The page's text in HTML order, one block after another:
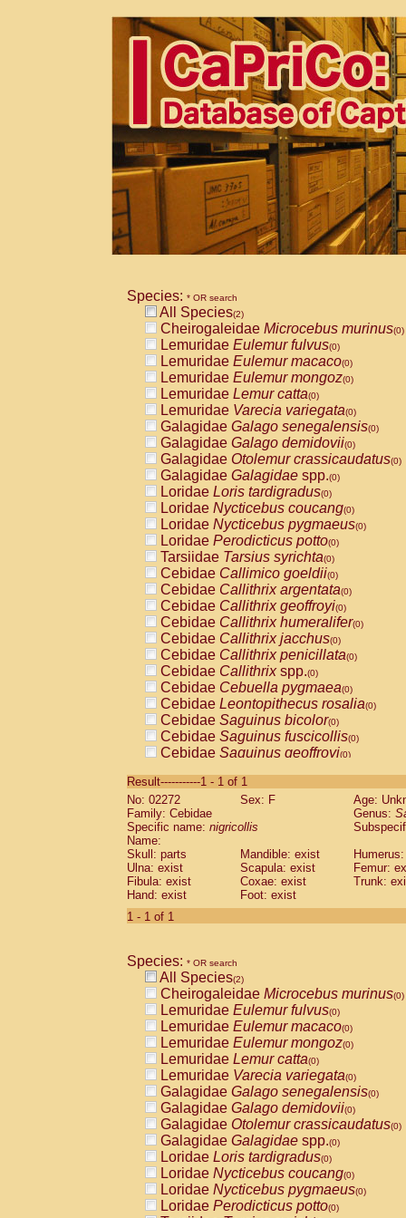
Species: * OR search
All Species(2)
Cheirogaleidae Microcebus murinus(0)
Lemuridae Eulemur fulvus(0)
Lemuridae Eulemur macaco(0)
Lemuridae Eulemur mongoz(0)
Lemuridae Lemur catta(0)
Lemuridae Varecia variegata(0)
Galagidae Galago senegalensis(0)
Galagidae Galago demidovii(0)
Galagidae Otolemur crassicaudatus(0)
Galagidae Galagidae spp.(0)
Loridae Loris tardigradus(0)
Loridae Nycticebus coucang(0)
Loridae Nycticebus pygmaeus(0)
Loridae Perodicticus potto(0)
Tarsiidae Tarsius syrichta(0)
Cebidae Callimico goeldii(0)
Cebidae Callithrix argentata(0)
Cebidae Callithrix geoffroyi(0)
Cebidae Callithrix humeralifer(0)
Cebidae Callithrix jacchus(0)
Cebidae Callithrix penicillata(0)
Cebidae Callithrixspp.(0)
Cebidae Cebuella pygmaea(0)
Cebidae Leontopithecus rosalia(0)
Cebidae Saguinus bicolor(0)
Cebidae Saguinus fuscicollis(0)
Cebidae Saguinus geoffroyi(0)
CebidaeSaguinus labiatus(0)
Cebidae Saguinus leucopus (0)
Cebidae
CebidaeSaguinus mystax
Cebidae Saguinus nigricollis (1)
Cebidae Saguinus oedipus
Cebidae Saguinus weddelli
Cebidae Saguinusspp.
Cebidae
CebidaeCebus capucinus
CebidaeCebus nigrivittatus
CebidaeCebus spp.(0)
CebidaeSaimiri boliviensis(0)
CebidaeSaimiri sciureus(0)
AtelidaeAlouatta caraya(0)
AtelidaeAlouatta fusca(0)
AtelidaeAlouatta seniculus(0)
AtelidaeAlouattaspp.(0)
AtelidaeAteles belzebuth(0)
AtelidaeAteles geoffroyi(0)
AtelidaeAteles paniscus(0)
AtelidaeAtelesspp.(0)
AtelidaeLagothrix lagothricha(0)
AtelidaeLagothrix lagothricha cana
PitheciidaeCacajao calvus
Result-----------1 - 1 of 1
No: 02272
Sex: F
Age:
Family: Cebidae
Genus:
Specific name: nigricollis
Name:
Skull: parts
Mandible: exist
Ulna: exist
Scapula: exist
Femur:
Fibula: exist
Coxae: exist
Trunk:
Hand: exist
Foot: exist
1 - 1 of 1
Species: * OR search
All Species(2)
Cheirogaleidae Microcebus murinus(0)
Lemuridae Eulemur fulvus(0)
Lemuridae Eulemur macaco(0)
Lemuridae Eulemur mongoz(0)
Lemuridae Lemur catta(0)
Lemuridae Varecia variegata(0)
Galagidae Galago senegalensis(0)
Galagidae Galago demidovii(0)
Galagidae Otolemur crassicaudatus(0)
Galagidae Galagidae spp.(0)
Loridae Loris tardigradus(0)
Loridae Nycticebus coucang(0)
Loridae Nycticebus pygmaeus(0)
Loridae Perodicticus potto(0)